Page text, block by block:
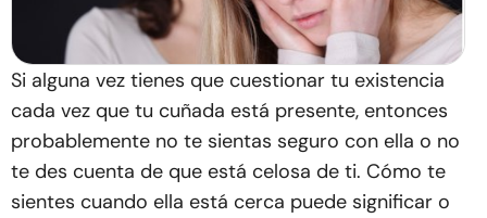
Si alguna vez tienes que cuestionar tu existencia
cada vez que tu cuñada está presente, entonces
probablemente no te sientas seguro con ella o no
te des cuenta de que está celosa de ti. Cómo te
sientes cuando ella está cerca puede significar o